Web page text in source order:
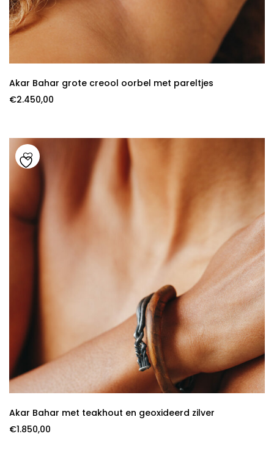
Akar Bahar grote creool oorbel met pareltjes
€2.450,00
Akar Bahar met teakhout en geoxideerd zilver
€1.850,00